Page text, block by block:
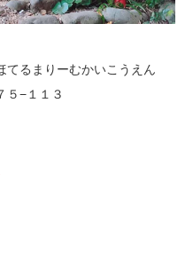
るまりーむかいこうえん
５−１１３